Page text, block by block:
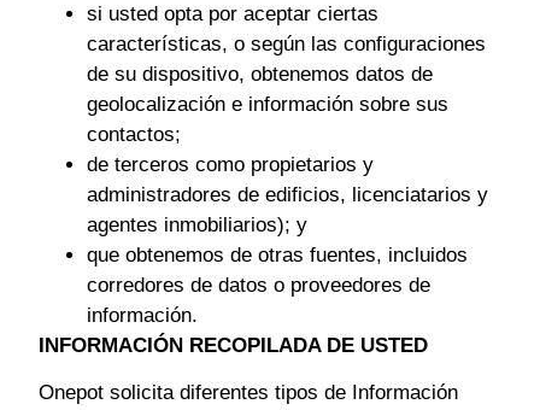
si usted opta por aceptar ciertas
características, o según las configuraciones
de su dispositivo, obtenemos datos de
geolocalización e información sobre sus
contactos;
de terceros como propietarios y
administradores de edificios, licenciatarios y
agentes inmobiliarios); y
que obtenemos de otras fuentes, incluidos
corredores de datos o proveedores de
información.
INFORMACIÓN RECOPILADA DE USTED
Onepot solicita diferentes tipos de Información